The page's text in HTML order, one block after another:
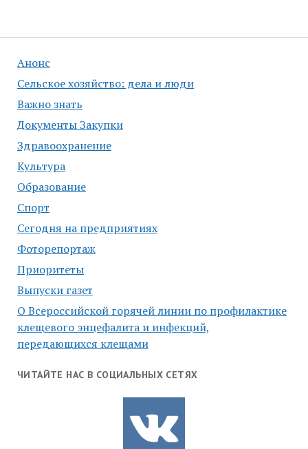
Анонс
Сельское хозяйство: дела и люди
Важно знать
Документы Закупки
Здравоохранение
Культура
Образование
Спорт
Сегодня на предприятиях
Фоторепортаж
Приоритеты
Выпуски газет
О Всероссийской горячей линии по профилактике
клещевого энцефалита и инфекций,
передающихся клещами
ЧИТАЙТЕ НАС В СОЦИАЛЬНЫХ СЕТЯХ